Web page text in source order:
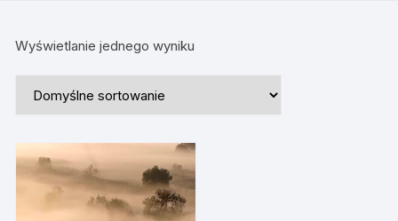
Wyświetlanie jednego wyniku